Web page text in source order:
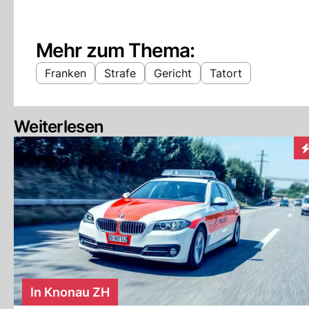
Mehr zum Thema:
Franken Strafe Gericht Tatort
Weiterlesen
In Knonau ZH